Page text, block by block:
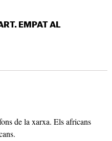
EMPAT AL
de la xarxa. Els africans